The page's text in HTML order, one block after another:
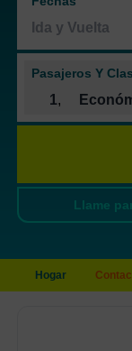
Pasajeros Y
1,
Llame
Hogar